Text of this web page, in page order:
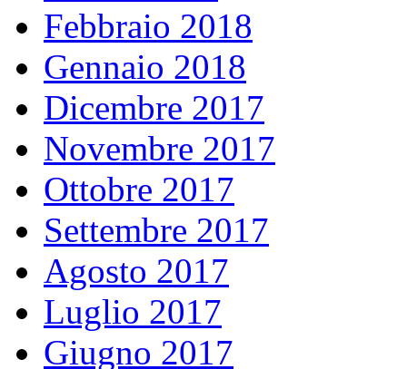
Febbraio 2018
Gennaio 2018
Dicembre 2017
Novembre 2017
Ottobre 2017
Settembre 2017
Agosto 2017
Luglio 2017
Giugno 2017